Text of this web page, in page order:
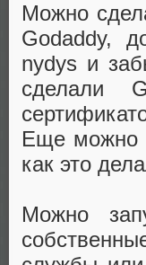
Можно
Godaddy,
nydys и
сделали
Еще можно
как это
Можно